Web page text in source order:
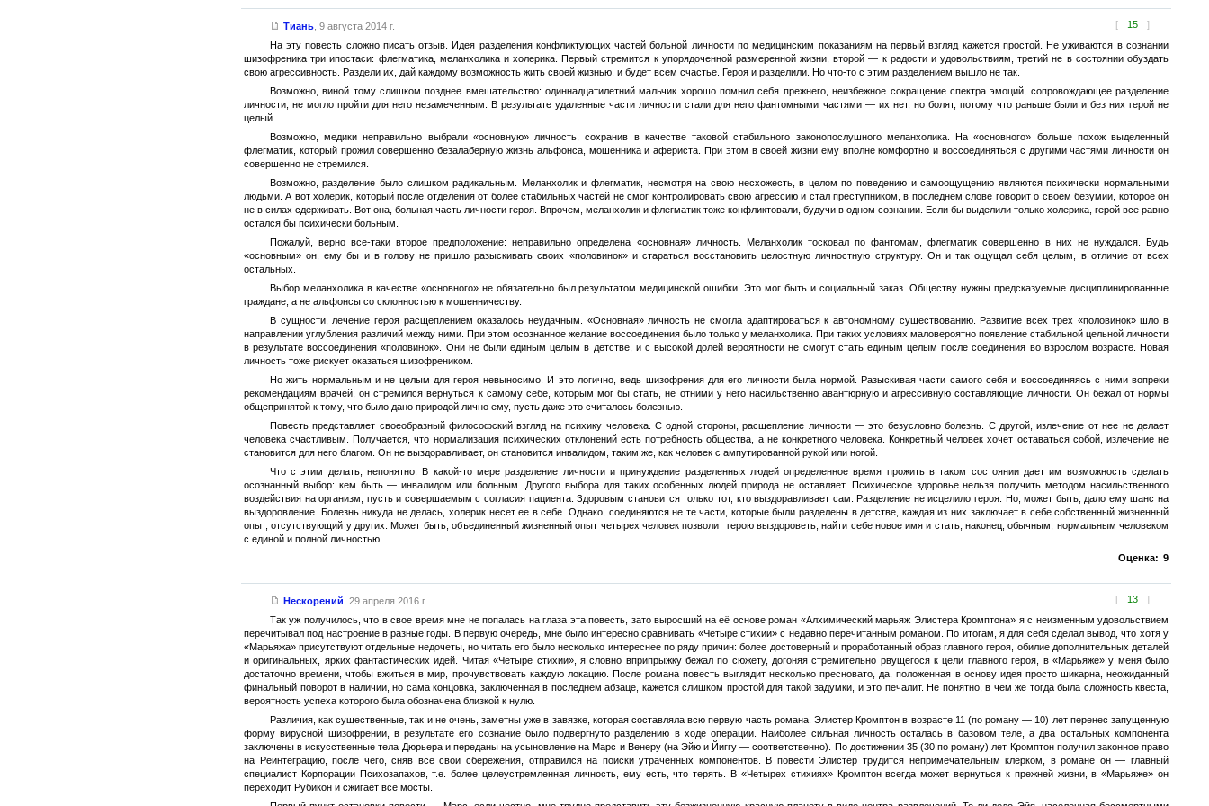
[ 15 ]
Тиань, 9 августа 2014 г.
На эту повесть сложно писать отзыв. Идея разделения конфликтующих частей больной личности по медицинским показаниям на первый взгляд кажется простой. Не уживаются в сознании
шизофреника три ипостаси: флегматика, меланхолика и холерика. Первый стремится к упорядоченной размеренной жизни, второй — к радости и удовольствиям, третий не в состоянии обуздать
свою агрессивность. Раздели их, дай каждому возможность жить своей жизнью, и будет всем счастье. Героя и разделили. Но что-то с этим разделением вышло не так.
Возможно, виной тому слишком позднее вмешательство: одиннадцатилетний мальчик хорошо помнил себя прежнего, неизбежное сокращение спектра эмоций, сопровождающее разделение
личности, не могло пройти для него незамеченным. В результате удаленные части личности стали для него фантомными частями — их нет, но болят, потому что раньше были и без них герой не
целый.
Возможно, медики неправильно выбрали «основную» личность, сохранив в качестве таковой стабильного законопослушного меланхолика. На «основного» больше похож выделенный
флегматик, который прожил совершенно безалаберную жизнь альфонса, мошенника и афериста. При этом в своей жизни ему вполне комфортно и воссоединяться с другими частями личности он
совершенно не стремился.
Возможно, разделение было слишком радикальным. Меланхолик и флегматик, несмотря на свою несхожесть, в целом по поведению и самоощущению являются психически нормальными
людьми. А вот холерик, который после отделения от более стабильных частей не смог контролировать свою агрессию и стал преступником, в последнем слове говорит о своем безумии, которое он
не в силах сдерживать. Вот она, больная часть личности героя. Впрочем, меланхолик и флегматик тоже конфликтовали, будучи в одном сознании. Если бы выделили только холерика, герой все равно
остался бы психически больным.
Пожалуй, верно все-таки второе предположение: неправильно определена «основная» личность. Меланхолик тосковал по фантомам, флегматик совершенно в них не нуждался. Будь
«основным» он, ему бы и в голову не пришло разыскивать своих «половинок» и стараться восстановить целостную личностную структуру. Он и так ощущал себя целым, в отличие от всех
остальных.
Выбор меланхолика в качестве «основного» не обязательно был результатом медицинской ошибки. Это мог быть и социальный заказ. Обществу нужны предсказуемые дисциплинированные
граждане, а не альфонсы со склонностью к мошенничеству.
В сущности, лечение героя расщеплением оказалось неудачным. «Основная» личность не смогла адаптироваться к автономному существованию. Развитие всех трех «половинок» шло в
направлении углубления различий между ними. При этом осознанное желание воссоединения было только у меланхолика. При таких условиях маловероятно появление стабильной цельной личности
в результате воссоединения «половинок». Они не были единым целым в детстве, и с высокой долей вероятности не смогут стать единым целым после соединения во взрослом возрасте. Новая
личность тоже рискует оказаться шизофреником.
Но жить нормальным и не целым для героя невыносимо. И это логично, ведь шизофрения для его личности была нормой. Разыскивая части самого себя и воссоединяясь с ними вопреки
рекомендациям врачей, он стремился вернуться к самому себе, которым мог бы стать, не отними у него насильственно авантюрную и агрессивную составляющие личности. Он бежал от нормы
общепринятой к тому, что было дано природой лично ему, пусть даже это считалось болезнью.
Повесть представляет своеобразный философский взгляд на психику человека. С одной стороны, расщепление личности — это безусловно болезнь. С другой, излечение от нее не делает
человека счастливым. Получается, что нормализация психических отклонений есть потребность общества, а не конкретного человека. Конкретный человек хочет оставаться собой, излечение не
становится для него благом. Он не выздоравливает, он становится инвалидом, таким же, как человек с ампутированной рукой или ногой.
Что с этим делать, непонятно. В какой-то мере разделение личности и принуждение разделенных людей определенное время прожить в таком состоянии дает им возможность сделать
осознанный выбор: кем быть — инвалидом или больным. Другого выбора для таких особенных людей природа не оставляет. Психическое здоровье нельзя получить методом насильственного
воздействия на организм, пусть и совершаемым с согласия пациента. Здоровым становится только тот, кто выздоравливает сам. Разделение не исцелило героя. Но, может быть, дало ему шанс на
выздоровление. Болезнь никуда не делась, холерик несет ее в себе. Однако, соединяются не те части, которые были разделены в детстве, каждая из них заключает в себе собственный жизненный
опыт, отсутствующий у других. Может быть, объединенный жизненный опыт четырех человек позволит герою выздороветь, найти себе новое имя и стать, наконец, обычным, нормальным человеком
с единой и полной личностью.
Оценка: 9
[ 13 ]
Нескорений 29 апреля 2016 г.
Так уж получилось, что в свое время мне не попалась на глаза эта повесть, зато выросший на её основе роман «Алхимический марьяж Элистера Кромптона» я с неизменным удовольствием
перечитывал под настроение в разные годы. В первую очередь, мне было интересно сравнивать «Четыре стихии» с недавно перечитанным романом. По итогам, я для себя сделал вывод, что хотя у
«Марьяжа» присутствуют отдельные недочеты, но читать его было несколько интереснее по ряду причин: более достоверный и проработанный образ главного героя, обилие дополнительных деталей
и оригинальных, ярких фантастических идей. Читая «Четыре стихии», я словно вприпрыжку бежал по сюжету, догоняя стремительно рвущегося к цели главного героя, в «Марьяже» у меня было
достаточно времени, чтобы вжиться в мир, прочувствовать каждую локацию. После романа повесть выглядит несколько пресновато, да, положенная в основу идея просто шикарна, неожиданный
финальный поворот в наличии, но сама концовка, заключенная в последнем абзаце, кажется слишком простой для такой задумки, и это печалит. Не понятно, в чем же тогда была сложность квеста,
вероятность успеха которого была обозначена близкой к нулю.
Различия, как существенные, так и не очень, заметны уже в завязке, которая составляла всю первую часть романа. Элистер Кромптон в возрасте 11 (по роману — 10) лет перенес запущенную
форму вирусной шизофрении, в результате его сознание было подвергнуто разделению в ходе операции. Наиболее сильная личность осталась в базовом теле, а два остальных компонента
заключены в искусственные тела Дюрьера и переданы на усыновление на Марс и Венеру (на Эйю и Йиггу — соответственно). По достижении 35 (30 по роману) лет Кромптон получил законное право
на Реинтеграцию, после чего, сняв все свои сбережения, отправился на поиски утраченных компонентов. В повести Элистер трудится непримечательным клерком, в романе он — главный
специалист Корпорации Психозапахов, т.е. более целеустремленная личность, ему есть, что терять. В «Четырех стихиях» Кромптон всегда может вернуться к прежней жизни, в «Марьяже» он
переходит Рубикон и сжигает все мосты.